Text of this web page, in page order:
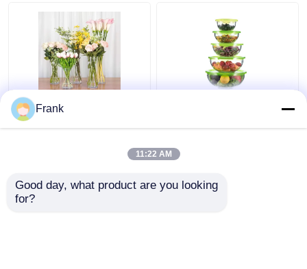
Salón de estilo europeo
Hotel Vaso de vidrio de
el hogar Vaso de vidrio
mezcla de vajilla
Frank
11:22 AM
Good day, what product are you looking
for?